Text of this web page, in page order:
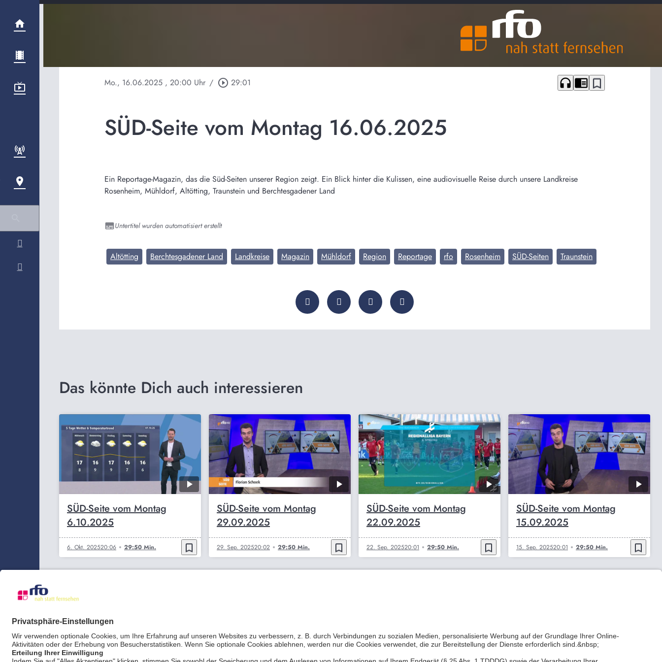
Mo., 16.06.2025 , 20:00 Uhr / play_circle_outline 29:01 headphones chrome_reader_mode bookmark_border
SÜD-Seite vom Montag 16.06.2025
Ein Reportage-Magazin, das die Süd-Seiten unserer Region zeigt. Ein Blick hinter die Kulissen, eine audiovisuelle Reise durch unsere Landkreise
Rosenheim, Mühldorf, Altötting, Traunstein und Berchtesgadener Land
Untertitel wurden automatisiert erstellt
Altötting Berchtesgadener Land Landkreise Magazin Mühldorf Region Reportage rfo Rosenheim SÜD-Seiten Traunstein
Das könnte Dich auch interessieren
SÜD-Seite vom Montag
6.10.2025
6. Okt. 202520:06 29:50 Min. bookmark_border
SÜD-Seite vom Montag
29.09.2025
29. Sep. 202520:02 29:50 Min. bookmark_border
SÜD-Seite vom Montag
22.09.2025
22. Sep. 202520:01 29:50 Min. bookmark_border
SÜD-Seite vom Montag
15.09.2025
15. Sep. 202520:01 29:50 Min. bookmark_border